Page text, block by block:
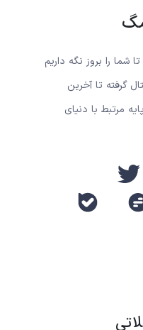
شما را بروز نگه داریم
گرفته تا آخرین
مرتبط با دنیای